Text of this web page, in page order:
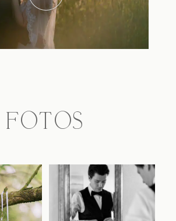
FOTOS
Bewerbungsfotos